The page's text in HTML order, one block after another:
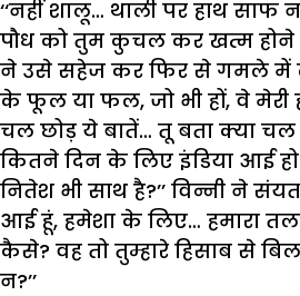
‘‘नहीं शालू… थाली पर हाथ साफ
पौध को तुम कुचल कर खत्म
ने उसे सहेज कर फिर से गमले में
के फूल या फल, जो भी हों, वे मेरी
चल छोड़ ये बातें… तू बता क्या चल
कितने दिन के लिए इंडिया आई
नितेश भी साथ है?’’ विन्नी ने
आई हूं, हमेशा के लिए… हमारा
कैसे? वह तो तुम्हारे हिसाब से
न?’’